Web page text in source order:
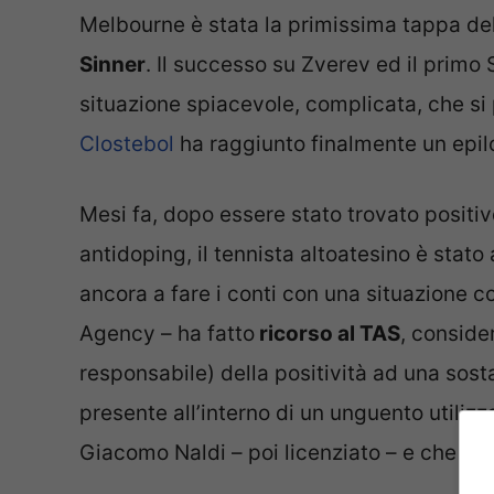
Melbourne è stata la primissima tappa
Sinner. Il successo su Zverev ed il primo
situazione spiacevole, complicata, che
Clostebol ha raggiunto finalmente un
Mesi fa, dopo essere stato trovato
antidoping, il tennista altoatesino è stato
ancora a fare i conti con una situazione
Agency – ha fatto ricorso al TAS,
responsabile) della positività ad una
presente all’interno di un unguento
Giacomo Naldi – poi licenziato – e che è